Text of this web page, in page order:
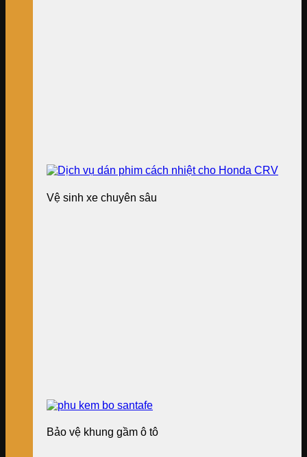
Vệ sinh xe chuyên sâu
Bảo vệ khung gầm ô tô